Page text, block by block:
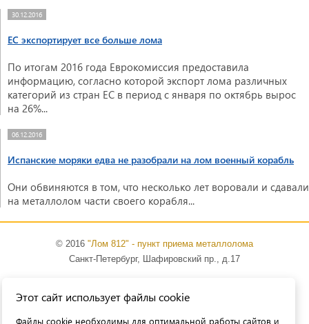
30.12.2016
ЕС экспортирует все больше лома
По итогам 2016 года Еврокомиссия предоставила
информацию, согласно которой экспорт лома различных
категорий из стран ЕС в период с января по октябрь вырос
на 26%...
06.12.2016
Испанские моряки едва не разобрали на лом военный корабль
Они обвиняются в том, что несколько лет воровали и сдавали
на металлолом части своего корабля...
© 2016 "Лом 812" - пункт приема металлолома
Санкт-Петербург, Шафировский пр., д.17
E-mail:info@lom812.ru
Этот сайт использует файлы cookie
Файлы cookie необходимы для оптимальной работы сайтов и